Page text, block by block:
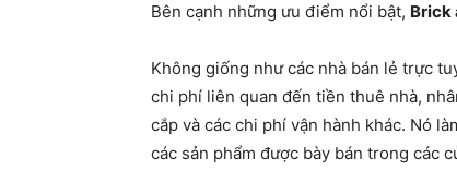
Bên cạnh những ưu điểm nổi bật, Brick
Không giống như các nhà bán lẻ trực
chi phí liên quan đến tiền thuê nhà,
cắp và các chi phí vận hành khác. Nó
các sản phẩm được bày bán trong các